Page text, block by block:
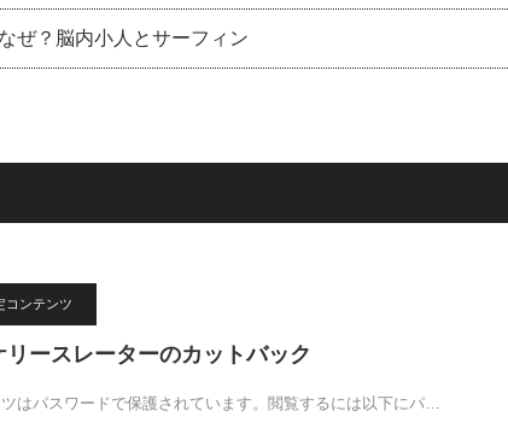
ぜ？脳内小人とサーフィン
コンテンツ
ースレーターのカットバック
はパスワードで保護されています。閲覧するには以下にパ…